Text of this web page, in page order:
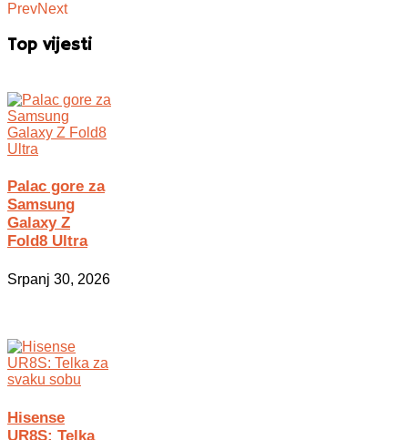
PrevNext
Top vijesti
Palac gore za
Samsung
Galaxy Z
Fold8 Ultra
Srpanj 30, 2026
Hisense
UR8S: Telka